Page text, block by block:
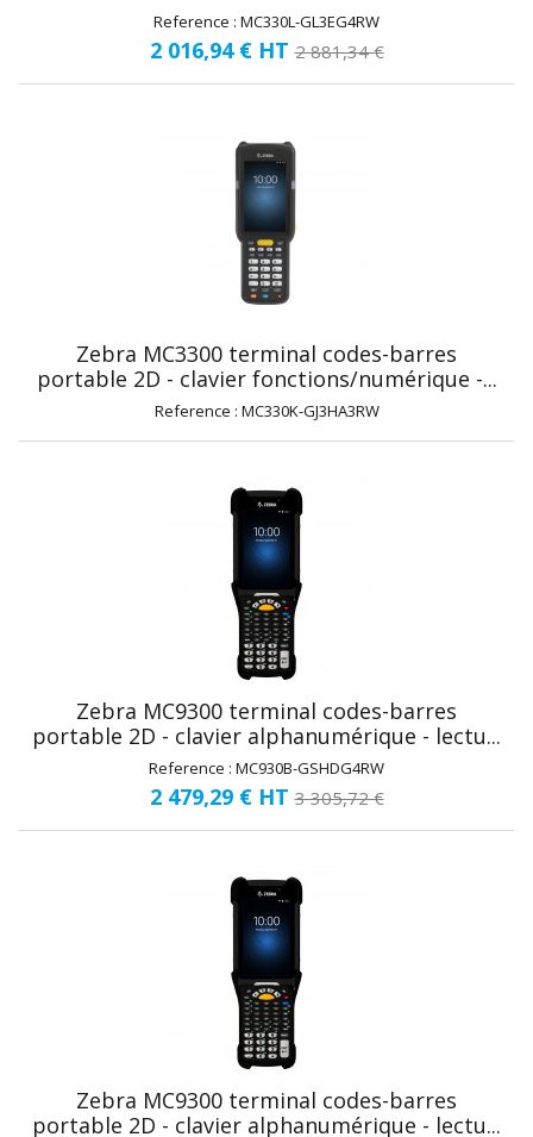
Reference : MC330L-GL3EG4RW
2 016,94 € HT 2 881,34 €
Zebra MC3300 terminal codes-barres
portable 2D - clavier fonctions/numérique -...
Reference : MC330K-GJ3HA3RW
Zebra MC9300 terminal codes-barres
portable 2D - clavier alphanumérique - lectu...
Reference : MC930B-GSHDG4RW
2 479,29 € HT 3 305,72 €
Zebra MC9300 terminal codes-barres
portable 2D - clavier alphanumérique - lectu...